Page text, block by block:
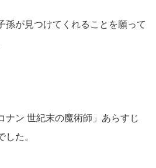
孫が見つけてくれることを願って
ン 世紀末の魔術師」あらすじ
た。